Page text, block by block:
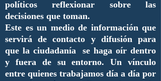
políticos reflexionar sobre las
decisiones que toman.
Este es un medio de información que
servirá de contacto y difusión para
que la ciudadanía se haga oír dentro
y fuera de su entorno. Un vínculo
entre quienes trabajamos día a día por